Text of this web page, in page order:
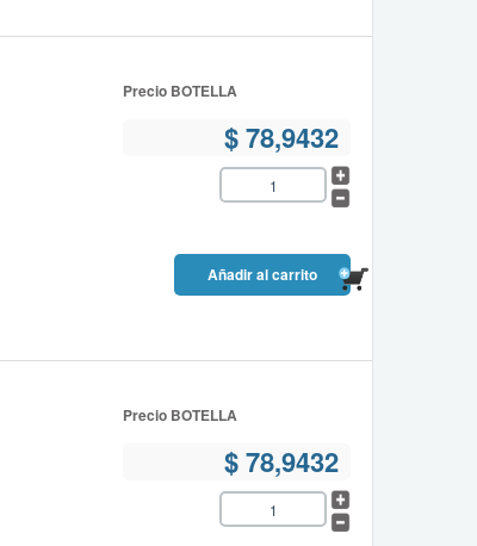
Precio BOTELLA
$ 78,9432
Precio BOTELLA
$ 78,9432